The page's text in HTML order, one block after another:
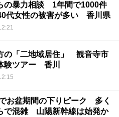
の暴力相談 1年間で1000件
代女性の被害が多い 香川県
の「二地域居住」 観音寺市
験ツアー 香川
お盆期間の下りピーク 多く
で混雑 山陽新幹線は始発か